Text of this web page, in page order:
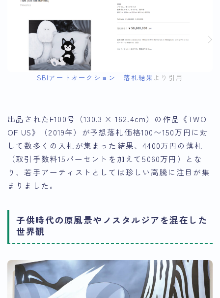
SBIアートオークション 落札結果 より引用
出品されたF100号（130.3 × 162.4cm）の作品《TWO
OF US》（2019年）が予想落札価格100〜150万円に対
して数多くの入札が集まった結果、4400万円の落札
（取引手数料15パーセントを加えて5060万円）
とな
り、若手アーティストとしては珍しい高騰に注目が集
まりました。
子供時代の原風景やノスタルジアを混在した
世界観